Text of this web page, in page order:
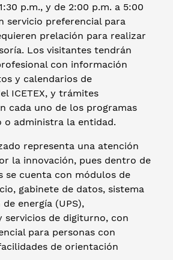
p.m., y de 2:00 p.m. a 5:00
servicio preferencial para
prelación para realizar
Los visitantes tendrán
con información
y calendarios de
ICETEX, y trámites
cada uno de los programas
o administra la entidad.
representa una atención
la innovación, pues dentro de
se cuenta con módulos de
gabinete de datos, sistema
energía (UPS),
servicios de digiturno, con
para personas con
de orientación